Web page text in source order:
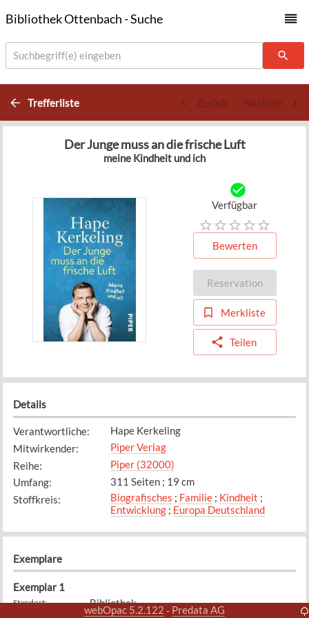
Bibliothek Ottenbach - Suche
Suchbegriff(e) eingeben
Trefferliste Zurück Nächste
Der Junge muss an die frische Luft
meine Kindheit und ich
Verfügbar
Bewerten
Reservation
Merkliste
Teilen
Details
Verantwortliche:
Hape Kerkeling
Mitwirkender:
Piper Verlag
Reihe:
Piper (32000)
Umfang:
311 Seiten ; 19 cm
Stoffkreis: Biografisches ; Familie; Kindheit ;
Entwicklung; Europa Deutschland
Exemplare
Exemplar 1
Standort: Bibliothek
webOpac 5.2.122 - Predata AG